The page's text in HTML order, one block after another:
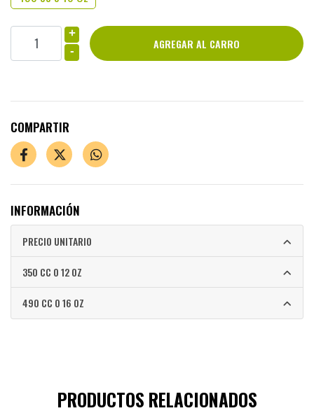
+
-
COMPARTIR
INFORMACIÓN
PRECIO UNITARIO
350 CC O 12 OZ
490 CC O 16 OZ
PRODUCTOS RELACIONADOS